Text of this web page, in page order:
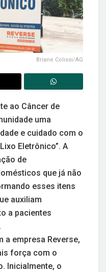
Briane Colissi/AG
ao Câncer de
uma
e cuidado com o
Eletrônico”. A
de
que já não
esses itens
auxiliam
a pacientes
a empresa Reverse,
força com o
Inicialmente, o